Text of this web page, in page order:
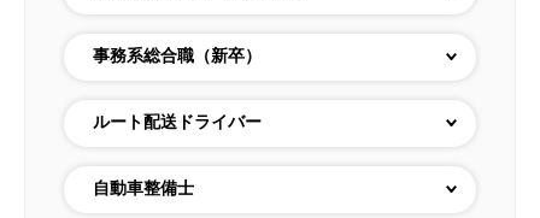
事務系総合職（新卒）
ルート配送ドライバー
自動車整備士